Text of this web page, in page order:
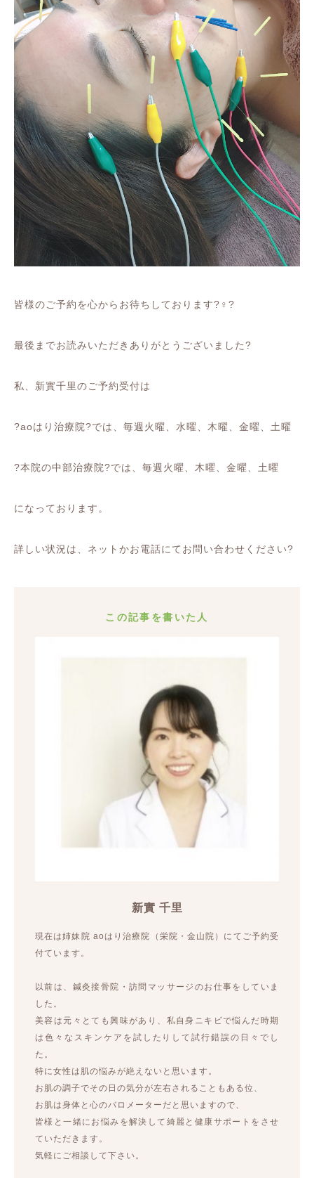
皆様のご予約を心からお待ちしております?‍♀️?
最後までお読みいただきありがとうございました?
私、新實千里のご予約受付は
?aoはり治療院?では、毎週火曜、水曜、木曜、金曜、土曜
?本院の中部治療院?では、毎週火曜、木曜、金曜、土曜
になっております。
詳しい状況は、ネットかお電話にてお問い合わせください?
この記事を書いた人
新實 千里
現在は姉妹院 aoはり治療院（栄院・金山院）にてご予約受
付ています。
以前は、鍼灸接骨院・訪問マッサージのお仕事をしていま
した。
美容は元々とても興味があり、私自身ニキビで悩んだ時期
は色々なスキンケアを試したりして試行錯誤の日々でし
た。
特に女性は肌の悩みが絶えないと思います。
お肌の調子でその日の気分が左右されることもある位、
お肌は身体と心のバロメーターだと思いますので、
皆様と一緒にお悩みを解決して綺麗と健康サポートをさせ
ていただきます。
気軽にご相談して下さい。